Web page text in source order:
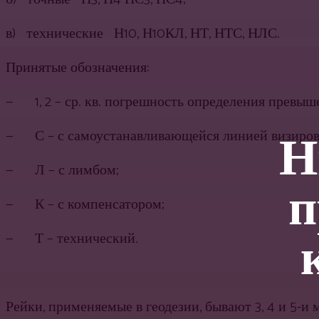
в) технические Н10, Н10КЛ, НТ, НТС, НЛС.
Принятые обозначения:
— 1, 2 – ср. кв. погрешность определения
— С – с самоустанавливающейся линией
— Л – с лимбом;
— К – с компенсатором;
— Т – технический.
Рейки, применяемые в геодезии, бывают 3, 4 и 5-и